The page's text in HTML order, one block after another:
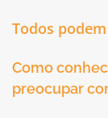
Todos
Como
preocupar